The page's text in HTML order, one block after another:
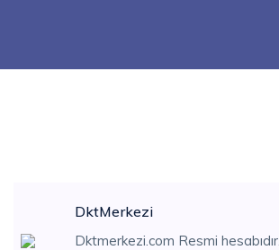
DktMerkezi
Dktmerkezi.com Resmi